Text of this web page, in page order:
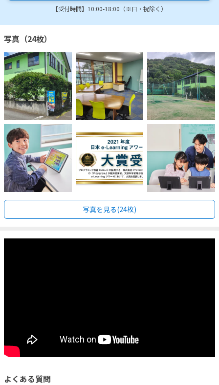
【受付時間】10:00-18:00（※日・祝除く）
写真（24枚）
写真を見る(24枚)
よくある質問